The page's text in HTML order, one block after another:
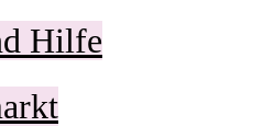
Hilfe